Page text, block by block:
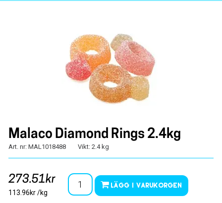
Malaco Diamond Rings 2.4kg
Art. nr: MAL1018488 Vikt: 2.4 kg
273.51kr
113.96kr /kg
Lägg i varukorgen